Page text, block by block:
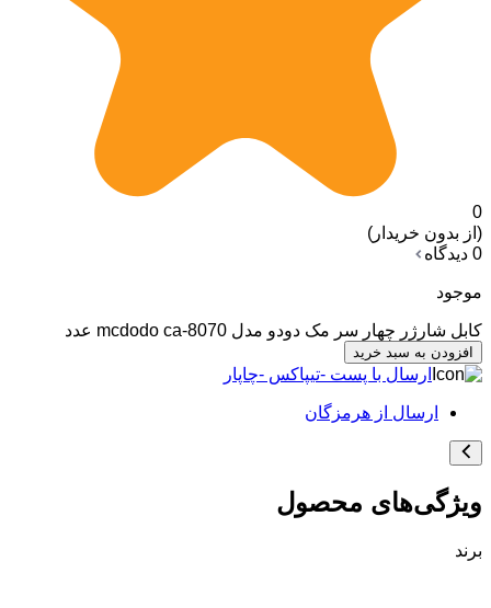
0
(از بدون خریدار)
0 دیدگاه
موجود
کابل شارژر چهار سر مک دودو مدل mcdodo ca-8070 عدد
افزودن به سبد خرید
ارسال با پست -تیپاکس -چاپار
ارسال از هرمزگان
ویژگی‌های محصول
برند